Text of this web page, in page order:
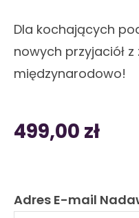
Dla kochających
nowych przyjaciół
międzynarodowo!
499,00 zł
Adres E-mail